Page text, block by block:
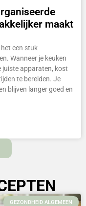
maakt
een stuk
Wanneer je keuken
juiste apparaten, kost
te bereiden. Je
blijven langer goed en
GEZONDHEID ALGEMEEN